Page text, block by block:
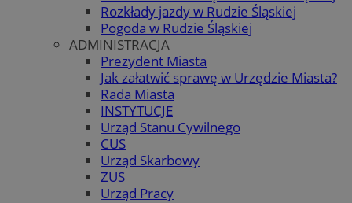
Rozkłady jazdy w Rudzie Śląskiej
Pogoda w Rudzie Śląskiej
ADMINISTRACJA
Prezydent Miasta
Jak załatwić sprawę w Urzędzie Miasta?
Rada Miasta
INSTYTUCJE
Urząd Stanu Cywilnego
CUS
Urząd Skarbowy
ZUS
Urząd Pracy